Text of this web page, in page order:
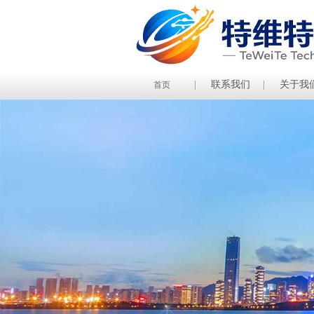
首页 联系我们 关于我